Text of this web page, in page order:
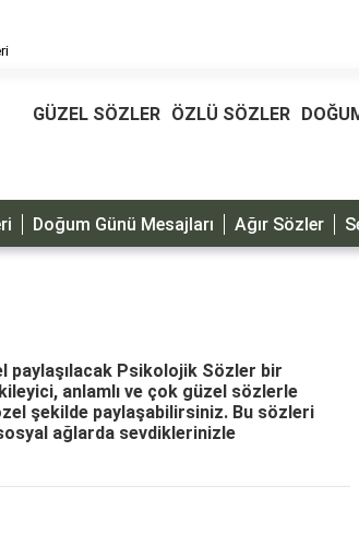
GÜZEL SÖZLER ÖZLÜ SÖZLER
Doğum Günü Mesajları Ağır Sözler
paylaşılacak Psikolojik Sözler bir
anlamlı ve çok güzel sözlerle
şekilde paylaşabilirsiniz. Bu sözleri
ağlarda sevdiklerinizle